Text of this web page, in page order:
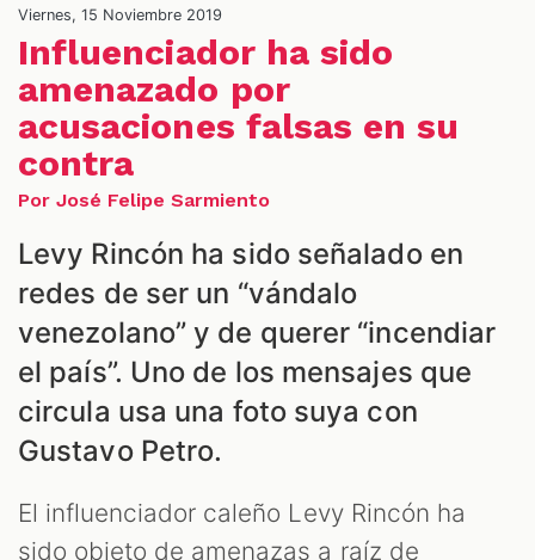
Viernes, 15 Noviembre 2019
Influenciador ha sido
amenazado por
acusaciones falsas en su
contra
Por José Felipe Sarmiento
Levy Rincón ha sido señalado en
redes de ser un “vándalo
venezolano” y de querer “incendiar
el país”. Uno de los mensajes que
circula usa una foto suya con
Gustavo Petro.
El influenciador caleño Levy Rincón ha
sido objeto de amenazas a raíz de